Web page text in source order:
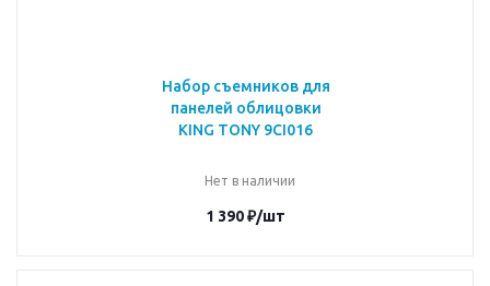
Набор съемников для
панелей облицовки
KING TONY 9CI016
Нет в наличии
1 390₽/шт